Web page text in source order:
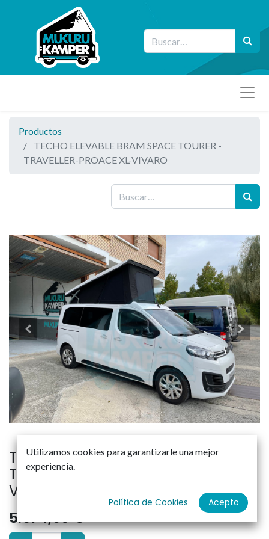
Productos
TECHO ELEVABLE BRAM SPACE TOURER -
TRAVELLER-PROACE XL-VIVARO
TECHO ELEVABLE BRAM SPACE
TOURER -TRAVELLER-PROACE XL-
VIVARO
5.674,90€
Utilizamos cookies para garantizarle una mejor
experiencia.
Política de Cookies Acepto